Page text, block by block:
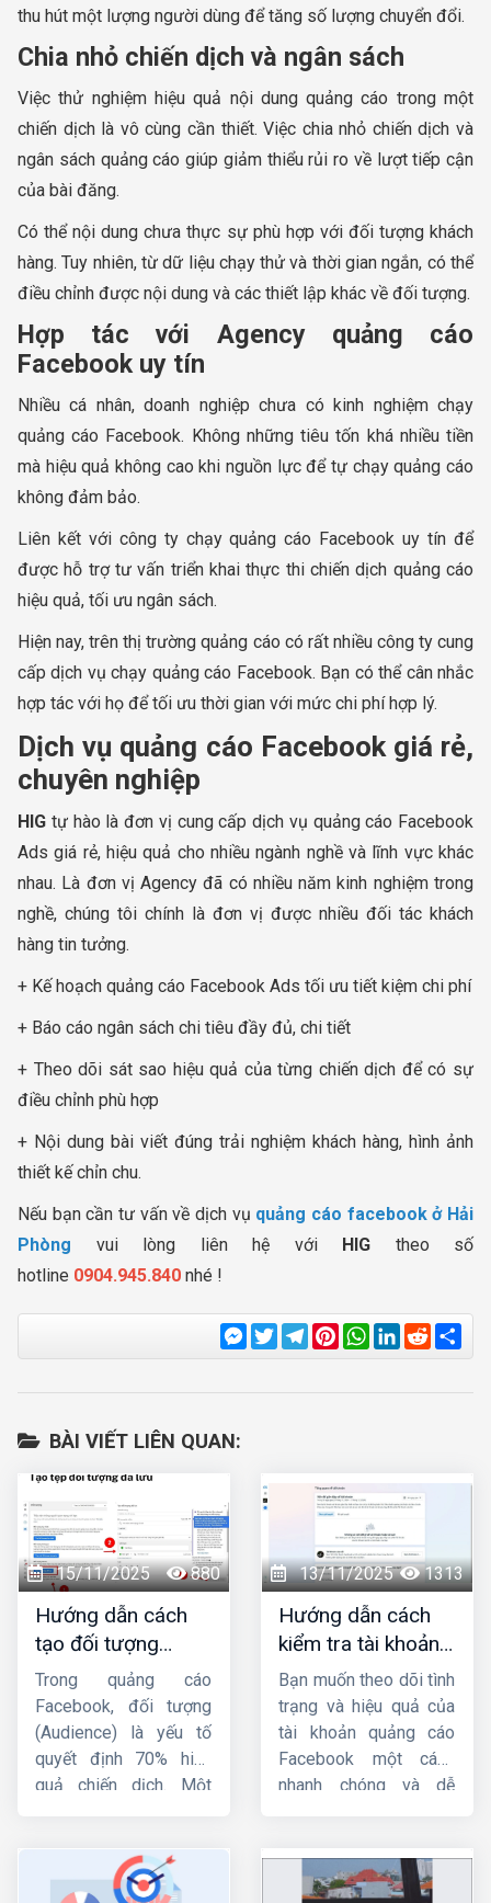
thu hút một lượng người dùng để tăng số lượng chuyển đổi.
Chia nhỏ chiến dịch và ngân sách
Việc thử nghiệm hiệu quả nội dung quảng cáo trong một
chiến dịch là vô cùng cần thiết. Việc chia nhỏ chiến dịch và
ngân sách quảng cáo giúp giảm thiểu rủi ro về lượt tiếp cận
của bài đăng.
Có thể nội dung chưa thực sự phù hợp với đối tượng khách
hàng. Tuy nhiên, từ dữ liệu chạy thử và thời gian ngắn, có thể
điều chỉnh được nội dung và các thiết lập khác về đối tượng.
Hợp tác với Agency quảng cáo
Facebook uy tín
Nhiều cá nhân, doanh nghiệp chưa có kinh nghiệm chạy
quảng cáo Facebook. Không những tiêu tốn khá nhiều tiền
mà hiệu quả không cao khi nguồn lực để tự chạy quảng cáo
không đảm bảo.
Liên kết với công ty chạy quảng cáo Facebook uy tín để
được hỗ trợ tư vấn triển khai thực thi chiến dịch quảng cáo
hiệu quả, tối ưu ngân sách.
Hiện nay, trên thị trường quảng cáo có rất nhiều công ty cung
cấp dịch vụ chạy quảng cáo Facebook. Bạn có thể cân nhắc
hợp tác với họ để tối ưu thời gian với mức chi phí hợp lý.
Dịch vụ quảng cáo Facebook giá rẻ,
chuyên nghiệp
HIG tự hào là đơn vị cung cấp dịch vụ quảng cáo Facebook
Ads giá rẻ, hiệu quả cho nhiều ngành nghề và lĩnh vực khác
nhau. Là đơn vị Agency đã có nhiều năm kinh nghiệm trong
nghề, chúng tôi chính là đơn vị được nhiều đối tác khách
hàng tin tưởng.
+ Kế hoạch quảng cáo Facebook Ads tối ưu tiết kiệm chi phí
+ Báo cáo ngân sách chi tiêu đầy đủ, chi tiết
+ Theo dõi sát sao hiệu quả của từng chiến dịch để có sự
điều chỉnh phù hợp
+ Nội dung bài viết đúng trải nghiệm khách hàng, hình ảnh
thiết kế chỉn chu.
Nếu bạn cần tư vấn về dịch vụ quảng cáo facebook ở Hải
Phòng vui lòng liên hệ với HIG theo số
hotline 0904.945.840 nhé !
Messenger
TwitterTelegram
Pinterest
WhatsApp
LinkedIn
Reddit
BÀI VIẾT LIÊN QUAN:
15/11/2025 880
Hướng dẫn cách
tạo đối tượng
quảng cáo trên
Facebook từ A-Z
Trong quảng cáo
Facebook, đối tượng
(Audience) là yếu tố
quyết định 70% hiệu
quả chiến dịch. Một
nhắm sai tệp người
dùng thì tỷ lệ chuyển
13/11/2025 1313
Hướng dẫn cách
kiểm tra tài khoản
quảng cáo
facebook đơn giản,
nhanh chóng
Bạn muốn theo dõi tình
trạng và hiệu quả của
tài khoản quảng cáo
Facebook một cách
nhanh chóng và dễ
dẫn bạncách kiểm
tra tài khoản quảng